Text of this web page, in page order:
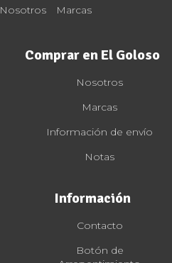
Nosotros Marcas
Comprar en El Goloso
Nosotros
Marcas
Información de envío
Notas
Información
Contacto
Botón de